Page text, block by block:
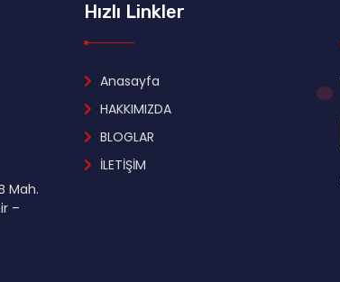
Mah.
–
Hızlı Linkler
Anasayfa
HAKKIMIZDA
BLOGLAR
İLETİŞİM